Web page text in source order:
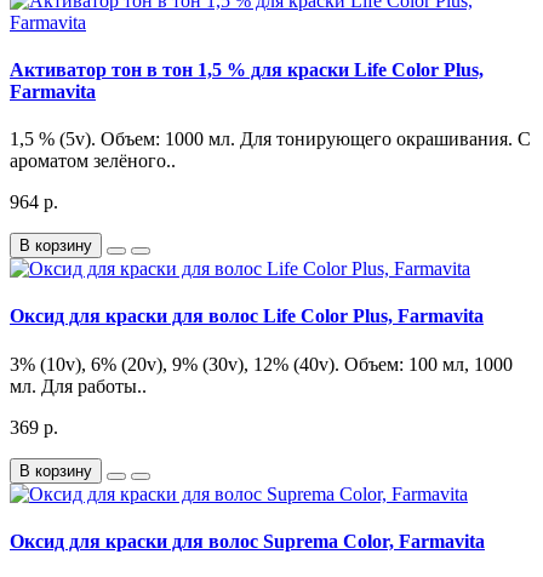
Активатор тон в тон 1,5 % для краски Life Color Plus,
Farmavita
1,5 % (5v). Объем: 1000 мл. Для тонирующего окрашивания. С
ароматом зелёного..
964 р.
В корзину
Оксид для краски для волос Life Color Plus, Farmavita
3% (10v), 6% (20v), 9% (30v), 12% (40v). Объем: 100 мл, 1000
мл. Для работы..
369 р.
В корзину
Оксид для краски для волос Suprema Color, Farmavita